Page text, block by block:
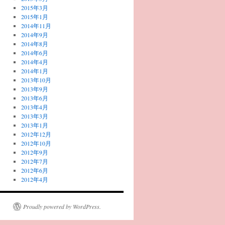
2015年3月
2015年1月
2014年11月
2014年9月
2014年8月
2014年6月
2014年4月
2014年1月
2013年10月
2013年9月
2013年6月
2013年4月
2013年3月
2013年1月
2012年12月
2012年10月
2012年9月
2012年7月
2012年6月
2012年4月
Proudly powered by WordPress.